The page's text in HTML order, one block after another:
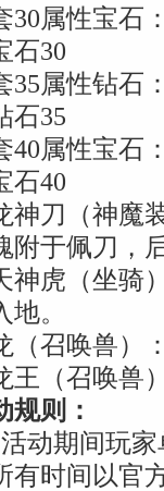
30属性宝石
石30
35属性钻石
石35
40属性宝石
石40
神刀（神魔
附于佩刀，
神虎（坐骑
地。
（召唤兽）
王（召唤兽
规则：
动期间玩
有时间以官